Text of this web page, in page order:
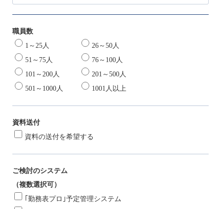
職員数
1～25人
26～50人
51～75人
76～100人
101～200人
201～500人
501～1000人
1001人以上
資料送付
資料の送付を希望する
ご検討のシステム
（複数選択可）
｢勤務表プロ｣予定管理システム